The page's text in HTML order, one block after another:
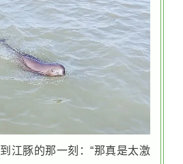
江豚的那一刻：“那真是太激